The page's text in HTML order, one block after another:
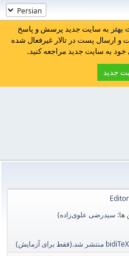
بهتر به سایت جدید پرسش و پاسخ
و ارسال پست در تالار غیرفعال شده
به سایت جدید مراجعه کنید.
جدید
ها: سیدرضی علوی‌زاده)